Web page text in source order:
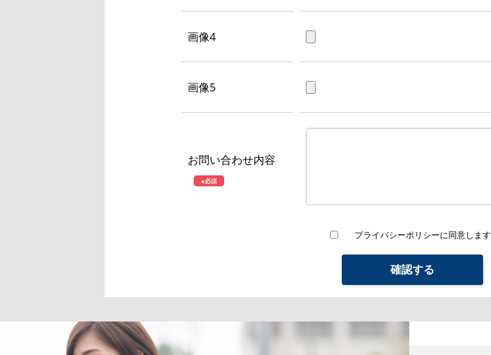
画像4
画像5
お問い合わせ内容
※必須
プライバシーポリシーに同意します